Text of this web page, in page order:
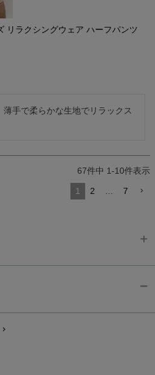
リラクシングウェア ハーフパンツ
手で柔らかな生地でリラックス
67件中 1-10件表示
1 2 7
chevron_right